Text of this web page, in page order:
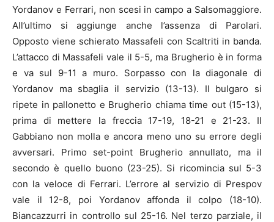
Yordanov e Ferrari, non scesi in campo a Salsomaggiore.
All’ultimo si aggiunge anche l’assenza di Parolari.
Opposto viene schierato Massafeli con Scaltriti in banda.
L’attacco di Massafeli vale il 5-5, ma Brugherio è in forma
e va sul 9-11 a muro. Sorpasso con la diagonale di
Yordanov ma sbaglia il servizio (13-13). Il bulgaro si
ripete in pallonetto e Brugherio chiama time out (15-13),
prima di mettere la freccia 17-19, 18-21 e 21-23. Il
Gabbiano non molla e ancora meno uno su errore degli
avversari. Primo set-point Brugherio annullato, ma il
secondo è quello buono (23-25). Si ricomincia sul 5-3
con la veloce di Ferrari. L’errore al servizio di Prespov
vale il 12-8, poi Yordanov affonda il colpo (18-10).
Biancazzurri in controllo sul 25-16. Nel terzo parziale, il